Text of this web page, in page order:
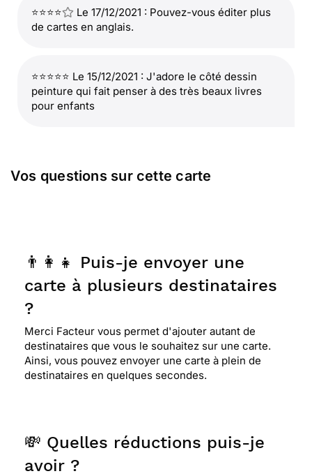
⭐⭐⭐⭐
Le 17/12/2021 : Pouvez-vous éditer plus
de cartes en anglais.
⭐⭐⭐⭐⭐ Le 15/12/2021 : J'adore le côté dessin
peinture qui fait penser à des très beaux livres
pour enfants
Vos questions sur cette carte
👨‍👩‍👧 Puis-je envoyer une
carte à plusieurs destinataires
?
Merci Facteur vous permet d'ajouter autant de
destinataires que vous le souhaitez sur une carte.
Ainsi, vous pouvez envoyer une carte à plein de
destinataires en quelques secondes.
💸 Quelles réductions puis-je
avoir ?